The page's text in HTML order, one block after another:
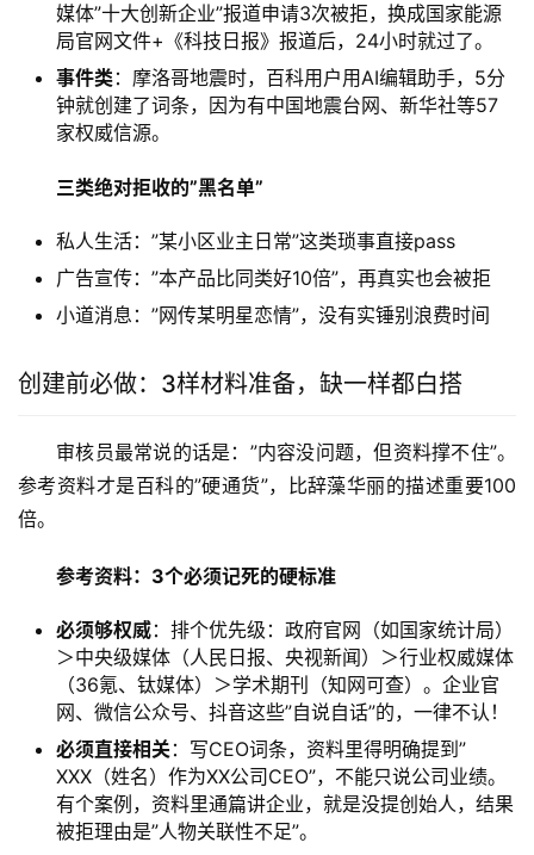
媒体”十大创新企业”报道申请3次被拒，换成国家能源
局官网文件+《科技日报》报道后，24小时就过了。
事件类：摩洛哥地震时，百科用户用AI编辑助手，5分
钟就创建了词条，因为有中国地震台网、新华社等57
家权威信源。
三类绝对拒收的”黑名单”
私人生活：”某小区业主日常”这类琐事直接pass
广告宣传：”本产品比同类好10倍”，再真实也会被拒
小道消息：”网传某明星恋情”，没有实锤别浪费时间
创建前必做：3样材料准备，缺一样都白搭
审核员最常说的话是：”内容没问题，但资料撑不住”。
参考资料才是百科的”硬通货”，比辞藻华丽的描述重要100
倍。
参考资料：3个必须记死的硬标准
必须够权威：排个优先级：政府官网（如国家统计局）
＞中央级媒体（人民日报、央视新闻）＞行业权威媒体
（36氪、钛媒体）＞学术期刊（知网可查）。企业官
网、微信公众号、抖音这些”自说自话”的，一律不认！
必须直接相关：写CEO词条，资料里得明确提到”
XXX（姓名）作为XX公司CEO”，不能只说公司业绩。
有个案例，资料里通篇讲企业，就是没提创始人，结果
被拒理由是”人物关联性不足”。